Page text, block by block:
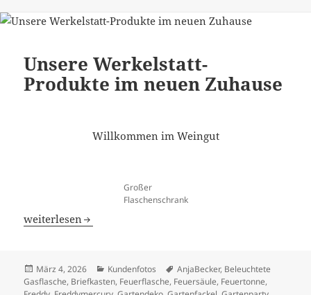
Unsere Werkelstatt-
Produkte im neuen Zuhause
Willkommen im Weingut
Großer
Flaschenschrank
Unsere Werkelstatt-Produkte im neuen Zuhause
weiterlesen
Veröffentlicht
am
März 4, 2026 Kategorien
Kundenfotos Schlagwörter
AnjaBecker, Beleuchtete
Gasflasche, Briefkasten, Feuerflasche, Feuersäule, Feuertonne,